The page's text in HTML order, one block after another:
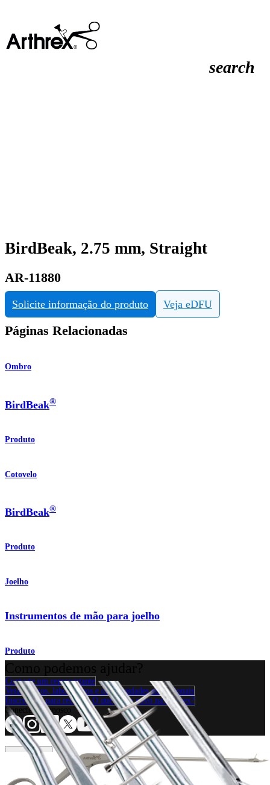
search
BirdBeak, 2.75 mm, Straight
AR-11880
Solicite informação do produto Veja eDFU
Páginas Relacionadas
Ombro
BirdBeak®
Produto
Cotovelo
BirdBeak®
Produto
Joelho
Instrumentos de mão para joelho
Produto
Contacte um representante
Veja eventos, laboratórios e oportunidades educacionais
Inscreva-se para receber: O que há de novo na Arthrex?
Conecte-se conosco
Procedimento